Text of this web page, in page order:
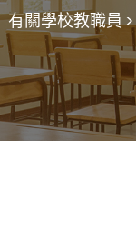
有關學校教職員 >